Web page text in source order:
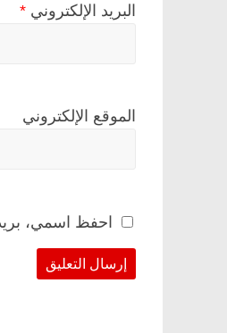
البريد الإلكتروني *
الموقع الإلكتروني
احفظ اسمي،